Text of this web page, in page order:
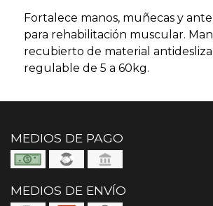
Fortalece manos, muñecas y
para rehabilitación muscular.
recubierto de material
regulable de 5 a 60kg.
MEDIOS DE PAGO
MEDIOS DE ENVÍO